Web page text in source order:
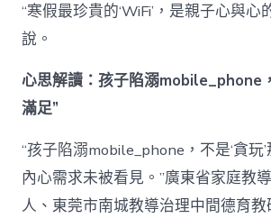
“寒假最珍貴的‘WiFi’，是親子心與心
說。
心思解讀：孩子陷溺mobile_phone
滿足”
“孩子陷溺mobile_phone，不是‘貪玩
內心需求未被看見。”廣東省家庭教
人、東莞市南城教導治理中間德育